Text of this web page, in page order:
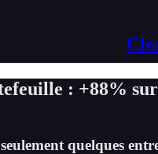
: +88%
quelques